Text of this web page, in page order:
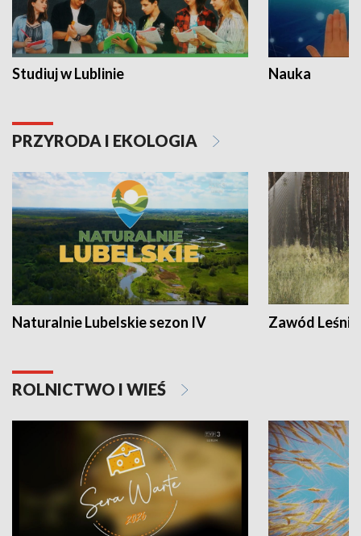
Studiuj w Lublinie Nauka
PRZYRODA I EKOLOGIA
Naturalnie Lubelskie sezon IV Zawód Leśnik
ROLNICTWO I WIEŚ